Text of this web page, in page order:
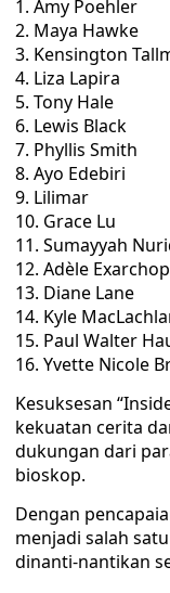
Amy Poehler
Maya Hawke
Kensington
Liza Lapira
Tony Hale
Lewis Black
Phyllis Smith
Ayo Edebiri
Lilimar
Grace Lu
Sumayyah
Adèle
Diane Lane
Kyle
Paul Walter
Yvette Nicole
Kesuksesan
kekuatan cerita
dukungan dari
bioskop.
Dengan
menjadi salah
dinanti-nantikan